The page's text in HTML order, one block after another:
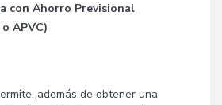
con Ahorro Previsional
APVC)
además de obtener una